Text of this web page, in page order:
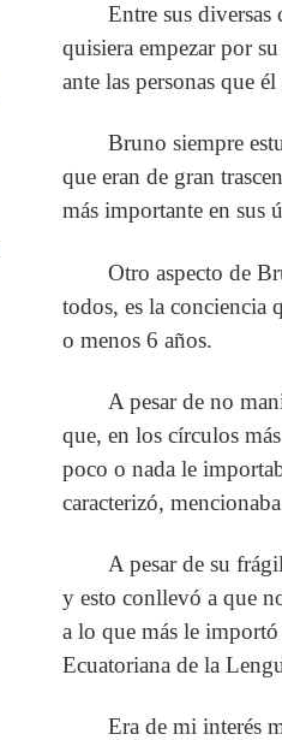
Entre sus
quisiera empezar por
ante las personas que
Bruno siempre
que eran de gran
más importante en sus
Otro aspecto de
todos, es la conciencia
o menos 6 años.
A pesar de no
que, en los círculos
poco o nada le
caracterizó,
A pesar de su
y esto conllevó a que
a lo que más le
Ecuatoriana de la
Era de mi interés